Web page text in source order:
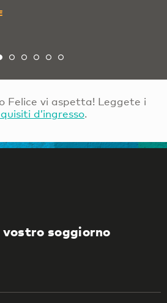
Felice vi aspetta! Leggete i
d’ingresso.
soggiorno